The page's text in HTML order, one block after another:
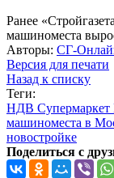
Ранее
машиноместа
Авторы: СГ-
Версия для печати
Назад к списку
Теги:
НДВ Супермаркет
машиноместа в
новостройке
Поделиться с